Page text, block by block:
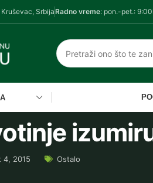
Kruševac, SrbijaRadno vreme: pon.-pet.:
4, 2015 Ostalo